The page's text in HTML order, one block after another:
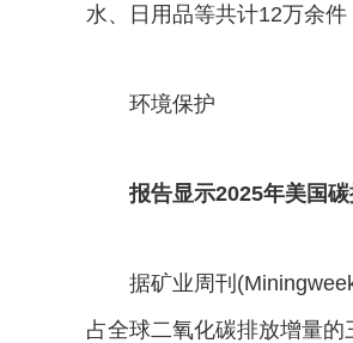
水、日用品等共计12万余
环境保护
报告显示2025年美国
据矿业周刊
占全球二氧化碳排放增量